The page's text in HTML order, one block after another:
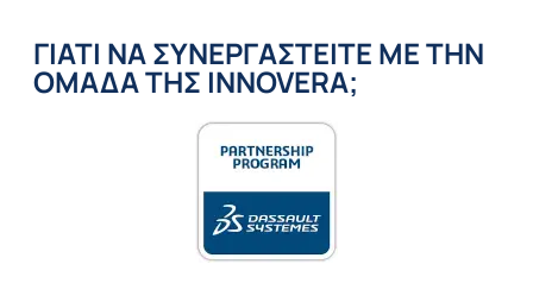
ΓΙΑΤΙ ΝΑ ΣΥΝΕΡΓΑΣΤΕΙΤΕ ΜΕ ΤΗΝ
ΟΜΑΔΑ ΤΗΣ INNOVERA;